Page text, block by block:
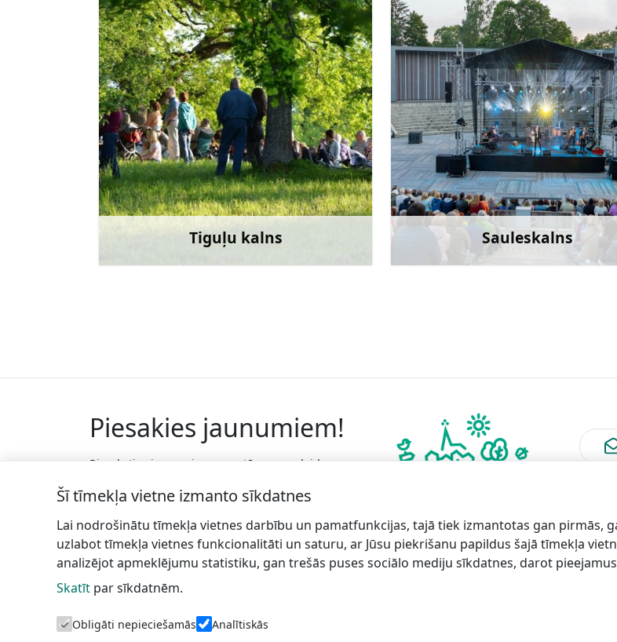
Tiguļu kalns
Doties
Uzzināt vairāk
Sauleskalns
Doties
Uzzināt
Piesakies jaunumiem!
Pieraksties jaunumiem e-pastā un nepalaid
Šī tīmekļa vietne izmanto sīkdatnes
Lai nodrošinātu tīmekļa vietnes darbību un pamatfunkcijas, tajā tiek izmantotas gan pirmās,
uzlabot tīmekļa vietnes funkcionalitāti un saturu, ar Jūsu piekrišanu papildus šajā tīmekļa
analizējot apmeklējumu statistiku, gan trešās puses sociālo mediju sīkdatnes, darot
Skatīt par sīkdatnēm.
Obligāti nepieciešamās Analītiskās